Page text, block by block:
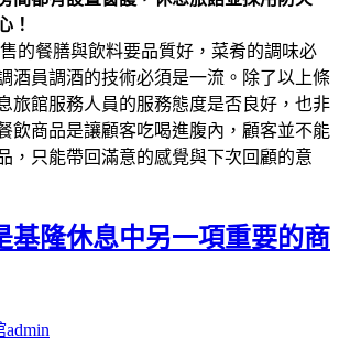
！
的餐膳與飲料要品質好，菜肴的調味必
酒員調酒的技術必須是一流。除了以上條
旅館服務人員的服務態度是否良好，也非
飲商品是讓顧客吃喝進腹內，顧客並不能
，只能帶回滿意的感覺與下次回顧的意
基隆休息中另一項重要的商
admin